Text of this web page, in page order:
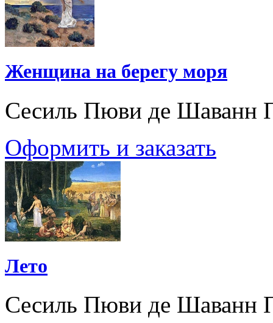
Женщина на берегу моря
Сесиль Пюви де Шаванн
Оформить и заказать
Лето
Сесиль Пюви де Шаванн